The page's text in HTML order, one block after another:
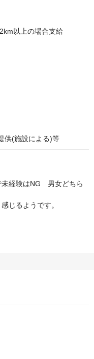
以上の場合支給
供(施設による)等